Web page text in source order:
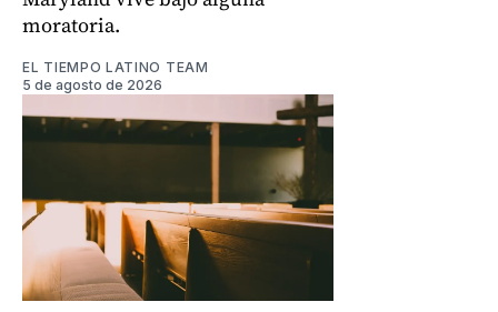
moratoria.
EL TIEMPO LATINO TEAM
5 de agosto de 2026